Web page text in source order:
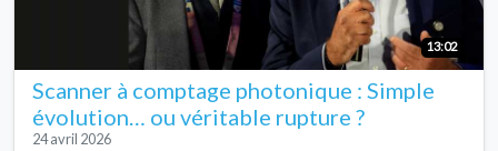
13:02
Scanner à comptage photonique : Simple
évolution… ou véritable rupture ?
24 avril 2026